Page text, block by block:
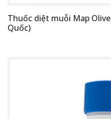
Thuốc diệt muỗi Map
Quốc)